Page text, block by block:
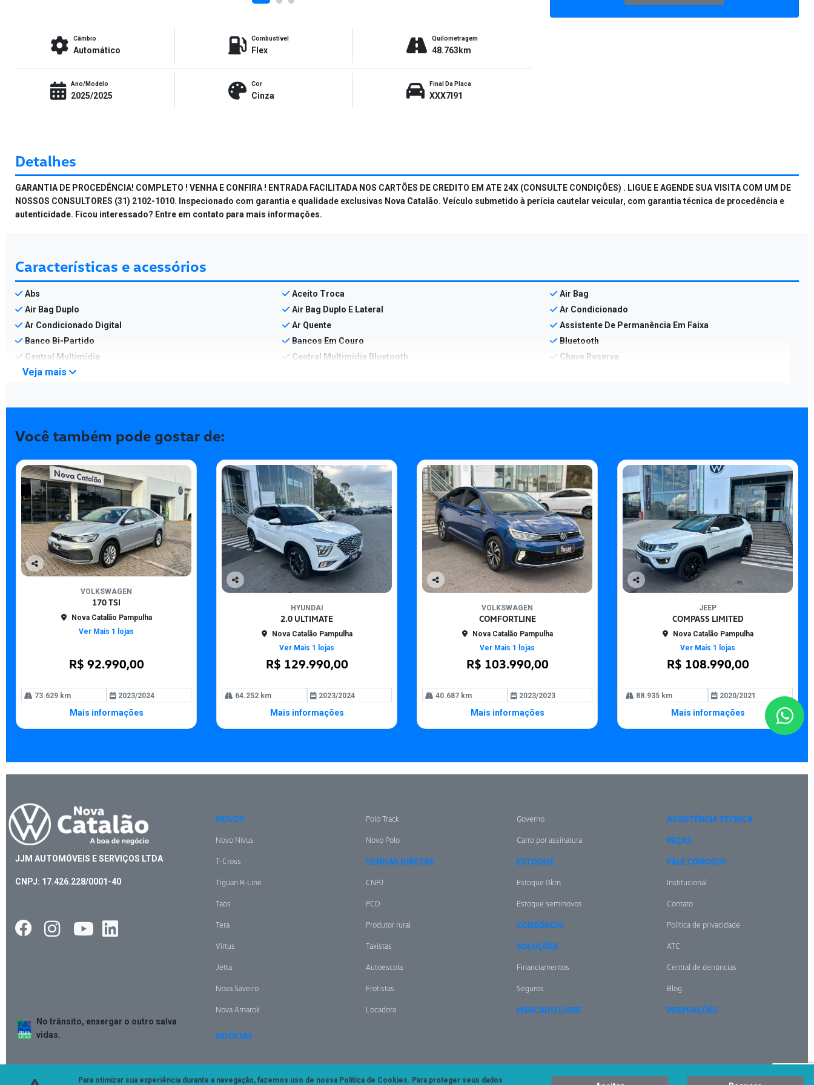
Câmbio
Automático
Combustível
Flex
Quilometragem
48.763km
Ano/Modelo
2025/2025
Cor
Cinza
Final Da Placa
XXX7I91
Detalhes
GARANTIA DE PROCEDÊNCIA! COMPLETO ! VENHA E CONFIRA ! ENTRADA FACILITADA NOS CARTÕES DE CREDITO EM ATE 24X (CONSULTE CONDIÇÕES) . LIGUE E AGENDE SUA VISITA COM UM DE
NOSSOS CONSULTORES (31) 2102-1010. Inspecionado com garantia e qualidade exclusivas Nova Catalão. Veículo submetido à perícia cautelar veicular, com garantia técnica de procedência e
autenticidade. Ficou interessado? Entre em contato para mais informações.
Características e acessórios
Abs Aceito Troca
Air Bag
Air Bag Duplo
Air Bag Duplo E Lateral
Ar Condicionado
Ar Condicionado Digital
Ar Quente
Assistente De Permanência Em Faixa
Banco Bi-Partido
Bancos Em Couro
Bluetooth
Central Multimídia
Central Multimídia Bluetooth Chave Reserva
Veja mais
Você também pode gostar de:
Co
VOLKSWAGEN
170 TSI
Nova Catalão Pampulha
Ver Mais 1 lojas
R$ 92.990,00
73.629 km 2023/2024
Mais informações
Co
HYUNDAI
2.0 ULTIMATE
Nova Catalão Pampulha
Ver Mais 1 lojas
R$ 129.990,00
64.252 km 2023/2024
Mais informações
Co
VOLKSWAGEN
COMFORTLINE
Nova Catalão Pampulha
Ver Mais 1 lojas
R$ 103.990,00
40.687 km 2023/2023
Mais informações
Co
JEEP
COMPASS LIMITED
Nova Catalão Pampulha
Ver Mais 1 lojas
R$ 108.990,00
88.935 km 2020/2021
Mais informações
JJM AUTOMÓVEIS E SERVIÇOS LTDA
CNPJ: 17.426.228/0001-40
No trânsito, enxergar o outro salva
vidas.
NOVOS
Novo Nivus
T-Cross
Tiguan R-Line
Taos
Tera
Virtus
Jetta
Nova Saveiro
Nova Amarok
Polo Track
Novo Polo
VENDAS DIRETAS
CNPJ
PCD
Produtor rural
Taxistas
Autoescola
Frotistas
Locadora
Governo
Carro por assinatura
ESTOQUE
Estoque 0km
Estoque seminovos
CONSÓRCIO
SOLUÇÕES
Financiamentos
Seguros
MERCADO LIVRE
ASSISTÊNCIA TÉCNICA
PEÇAS
FALE CONOSCO
Institucional
Contato
Política de privacidade
ATC
Central de denúncias
Blog
PREMIAÇÕES
NOTÍCIAS
Para otimizar sua experiência durante a navegação, fazemos uso de nossa Política de Cookies. Para proteger seus dados